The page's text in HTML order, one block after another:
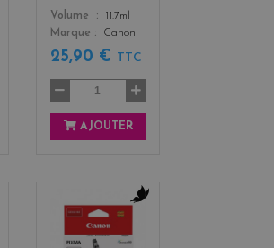
Color
Volume
11.7ml
Marque
Canon
25,90 € TTC
AJOUTER